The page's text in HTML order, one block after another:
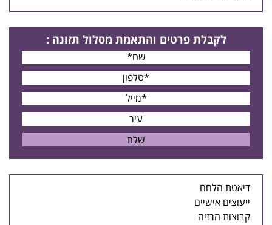
לקבלת פרטים והתאמת מסלול תזונה :
דיאטת הלחם
ייעוצים אישיים
קבוצות הרזיה